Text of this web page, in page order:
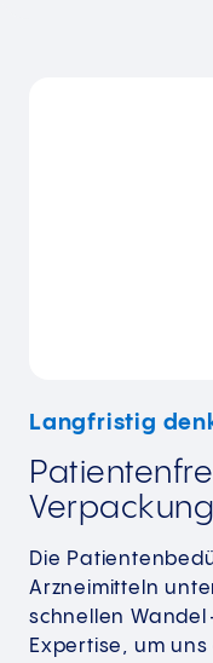
Langfristig
Die
Arzneimitteln
schnellen
Expertise, um